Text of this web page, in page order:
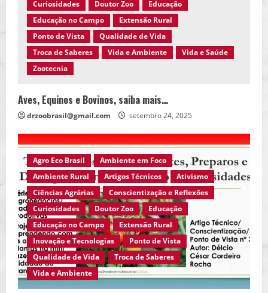
Curiosidades
Doutor Zoo
Educação
Educação no Campo
Extensão Rural
Ponto de Vista
Qualidade de Vida
Troca de Saberes
Vida e Ambiente
Vida e Saúde
Zootecnia
Aves, Equinos e Bovinos, saiba mais…
drzoobrasil@gmail.com setembro 24, 2025
Agro Eco Brasil
Ambiente em Foco
Ambiente Rural
Artigos Técnicos
Ativismo
Ciências Agrárias
Conscientização e Reflexões
Curiosidades
Doutor Zoo
Educação
Educação no Campo
Extensão Rural
Inovação e Tecnologias
Ponto de Vista
Qualidade de Vida
Troca de Saberes
Vida e Ambiente